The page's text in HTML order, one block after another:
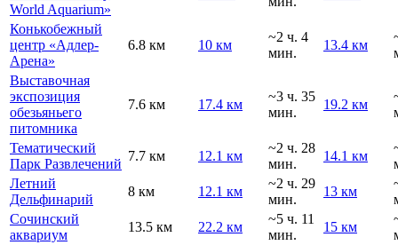
World Aquarium»
Конькобежный
центр «Адлер-
Арена»
6.8 км 10 км
~2 ч. 4
мин.
13.4 км
Выставочная
экспозиция
обезьяньего
питомника
7.6 км 17.4 км
~3 ч. 35
мин.
19.2 км
Тематический
Парк Развлечений
7.7 км 12.1 км
~2 ч. 28
мин.
14.1 км
Летний
Дельфинарий
8 км 12.1 км
~2 ч. 29
мин.
13 км
Сочинский
аквариум
13.5 км 22.2 км
~5 ч. 11
мин.
15 км